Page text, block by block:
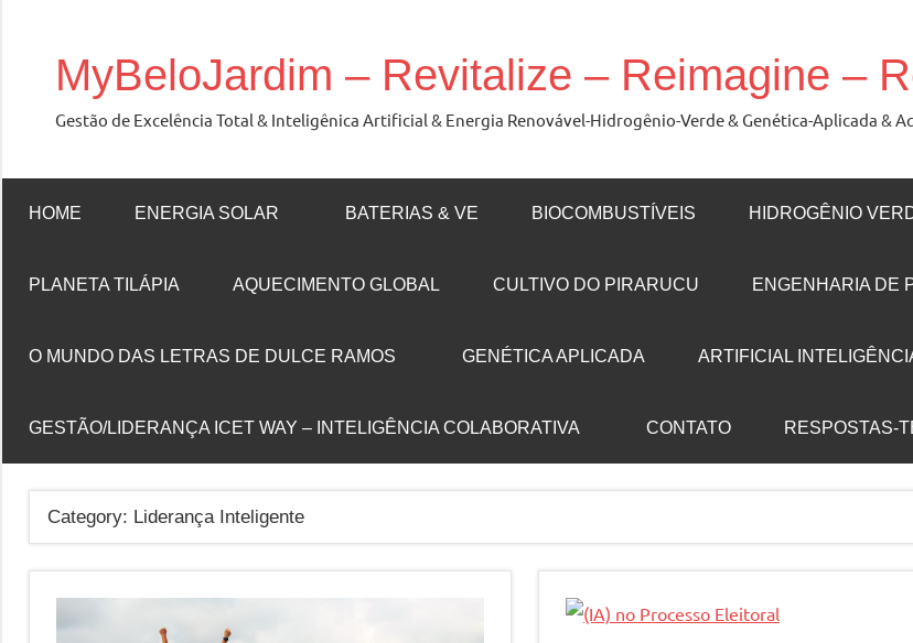
MyBeloJardim – Revitalize – Reimagine –
Gestão de Excelência Total & Inteligênica Artificial & Energia Renovável-Hidrogênio-Verde & Genética-Aplicada &
HOME ENERGIA SOLAR BATERIAS & VE BIOCOMBUSTÍVEIS HIDROGÊNIO
PLANETA TILÁPIA AQUECIMENTO GLOBAL CULTIVO DO PIRARUCU ENGENHARIA DE
O MUNDO DAS LETRAS DE DULCE RAMOS GENÉTICA APLICADA ARTIFICIAL
GESTÃO/LIDERANÇA ICET WAY – INTELIGÊNCIA COLABORATIVA CONTATO RESPOSTAS-
Category: Liderança Inteligente